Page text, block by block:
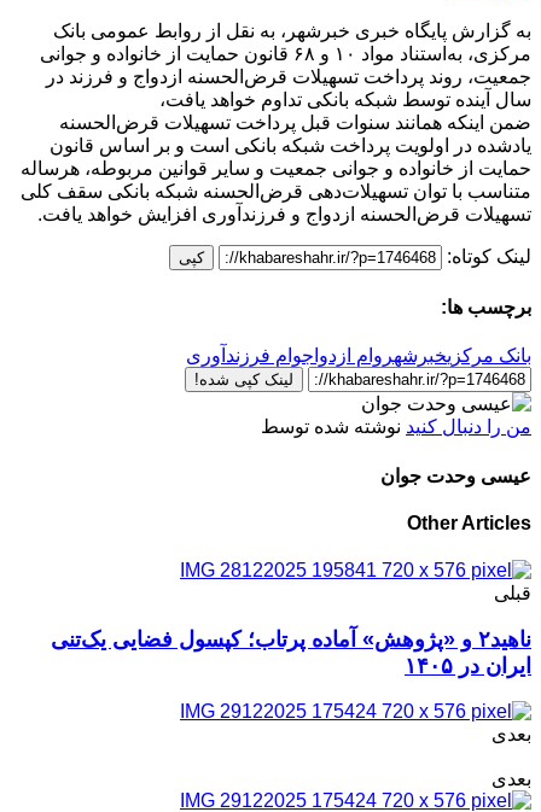
به گزارش پایگاه خبری خبرشهر، به نقل از روابط عمومی بانک
مرکزی، به‌استناد مواد ۱۰ و ۶۸ قانون حمایت از خانواده و جوانی
جمعیت، روند پرداخت تسهیلات قرض‌الحسنه ازدواج و فرزند در
سال آینده توسط شبکه بانکی تداوم خواهد یافت،
ضمن اینکه همانند سنوات قبل پرداخت تسهیلات قرض‌الحسنه
یادشده در اولویت پرداخت شبکه بانکی است و بر اساس قانون
حمایت از خانواده و جوانی جمعیت و سایر قوانین مربوطه، هرساله
متناسب با توان تسهیلات‌دهی قرض‌الحسنه شبکه بانکی سقف کلی
تسهیلات قرض‌الحسنه ازدواج و فرزندآوری افزایش خواهد یافت.
لینک کوتاه: کپی
برچسب ها:
بانک مرکزیخبرشهر وام ازدواجوام فرزندآوری
لینک کپی شده!
من را دنبال کنید نوشته شده توسط
عیسی وحدت جوان
Other Articles
قبلی
ناهید۲ و «پژوهش» آماده پرتاب؛ کپسول فضایی یک‌تنی
ایران در ۱۴۰۵
بعدی
بعدی